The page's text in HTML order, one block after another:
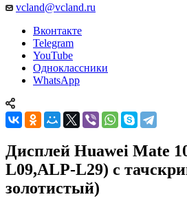
vcland@vcland.ru
Вконтакте
Telegram
YouTube
Одноклассники
WhatsApp
Дисплей Huawei Mate
L09,ALP-L29) с
золотистый)